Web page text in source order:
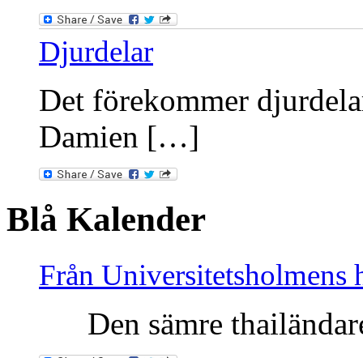
Djurdelar
Det förekommer
Damien […]
Blå Kalender
Från Universitetsholmens
Den sämre